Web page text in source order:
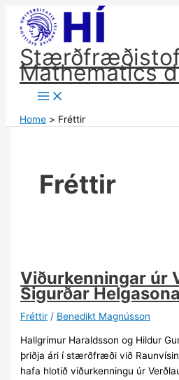
content
Mathematics
Home Fréttir
Fréttir
Viðurkenningar úr
Sigurðar
Fréttir / Benedikt Magnússon
Hallgrímur Haraldsson og Hildur
þriðja ári í stærðfræði við
hafa hlotið viðurkenningu úr